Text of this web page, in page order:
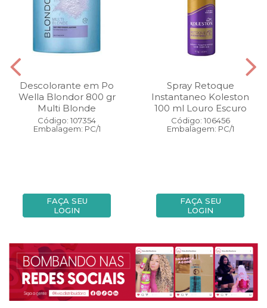
Descolorante em Po
Wella Blondor 800 gr
Multi Blonde
Código: 107354
Embalagem: PC/1
FAÇA SEU
LOGIN
Spray Retoque
Instantaneo Koleston
100 ml Louro Escuro
Código: 106456
Embalagem: PC/1
FAÇA SEU
LOGIN